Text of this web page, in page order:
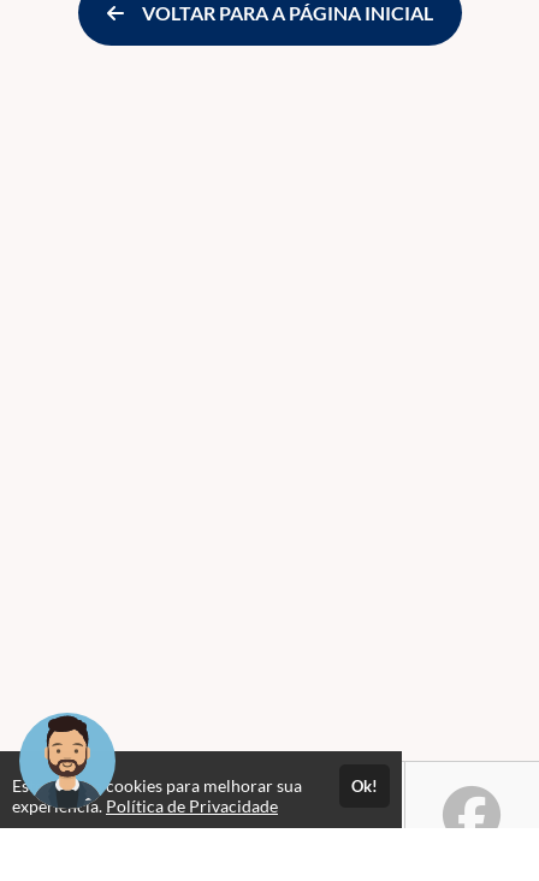
VOLTAR PARA A PÁGINA INICIAL
Este site usa cookies para melhorar sua
experiência. Política de Privacidade
Ok!